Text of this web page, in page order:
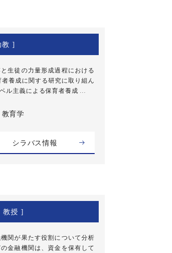
教 ]
生徒の力量形成過程における
養成に関する研究に取り組ん
ル主義による保育者養成 ...
育学
シラバス情報
教授 ]
関が果たす役割について分析
金融機関は、資金を保有して